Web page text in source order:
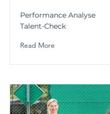
Performance Analyse
Talent-Check
Read More